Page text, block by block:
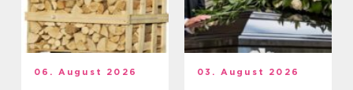
06. August 2026 03. August 2026